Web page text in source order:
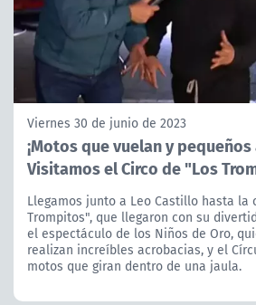
Viernes 30 de junio de 2023
¡Motos que vuelan y
Visitamos el Circo de "Los
Llegamos junto a Leo Castillo hasta la
Trompitos", que llegaron con su
el espectáculo de los Niños de Oro,
realizan increíbles acrobacias, y el
motos que giran dentro de una jaula.